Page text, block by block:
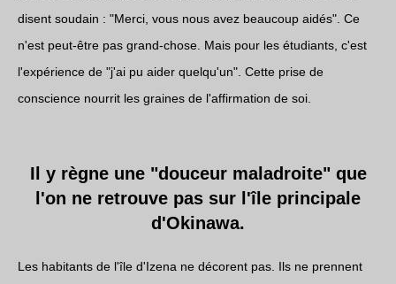
disent soudain : "Merci, vous nous avez beaucoup aidés". Ce
n'est peut-être pas grand-chose. Mais pour les étudiants, c'est
l'expérience de "j'ai pu aider quelqu'un". Cette prise de
conscience nourrit les graines de l'affirmation de soi.
Il y règne une "douceur maladroite" que
l'on ne retrouve pas sur l'île principale
d'Okinawa.
Les habitants de l'île d'Izena ne décorent pas. Ils ne prennent